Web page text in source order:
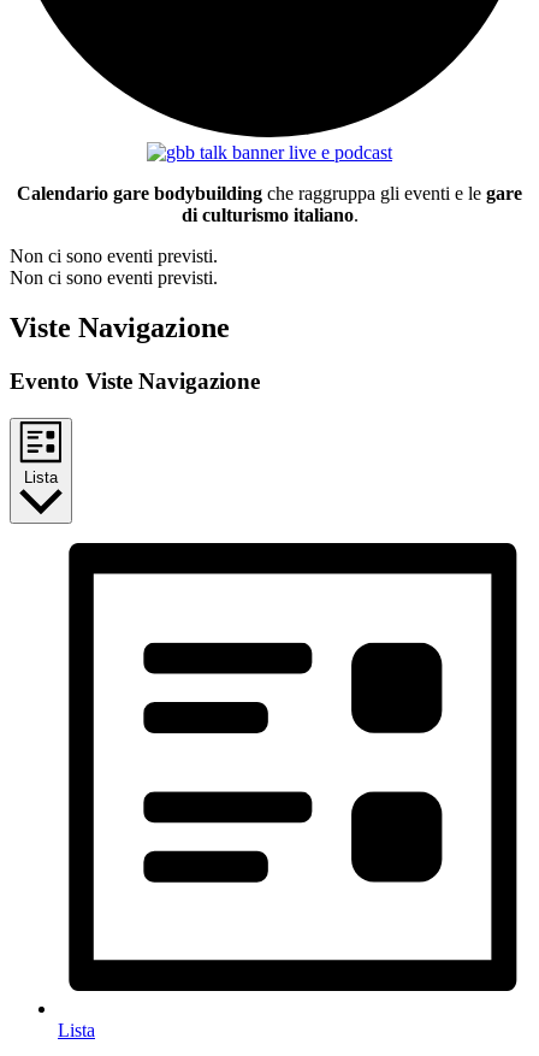
Calendario gare bodybuilding che raggruppa gli eventi e le gare
di culturismo italiano.
Non ci sono eventi previsti.
Non ci sono eventi previsti.
Viste Navigazione
Evento Viste Navigazione
Lista
Lista